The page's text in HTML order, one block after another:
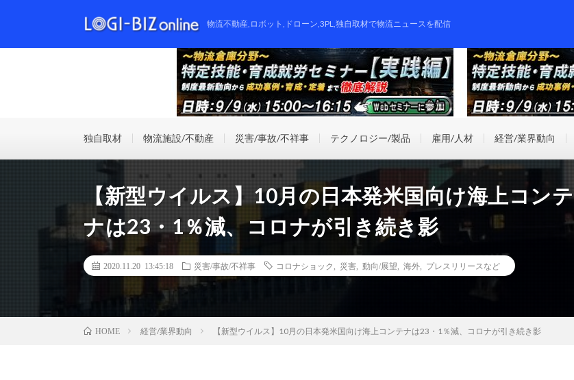
物流不動産,ロボット,ドローン,3PL,独自取材で物流ニュースを配信
独自取材 物流施設/不動産 災害/事故/不祥事 テクノロジー/製品 雇用/人材 経営/業界動向
【新型ウイルス】10月の日本発米国向け海上コンテ
ナは23・1％減、コロナが引き続き影
2020.11.20 13:45:18 災害/事故/不祥事 コロナショック 災害 動向/展望 海外 プレスリリースなど
HOME 経営/業界動向 【新型ウイルス】10月の日本発米国向け海上コンテナは23・1％減、コロナが引き続き影